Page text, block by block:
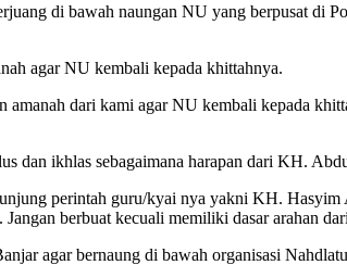
di bawah naungan NU yang berpusat di
agar NU kembali kepada khittahnya.
dari kami agar NU kembali kepada
dan ikhlas sebagaimana harapan dari KH.
perintah guru/kyai nya yakni KH.
berbuat kecuali memiliki dasar arahan
agar bernaung di bawah organisasi